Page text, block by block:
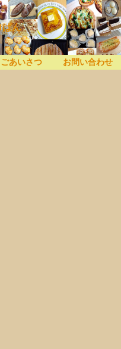
ぱん
ごあいさつ お問い合わせ